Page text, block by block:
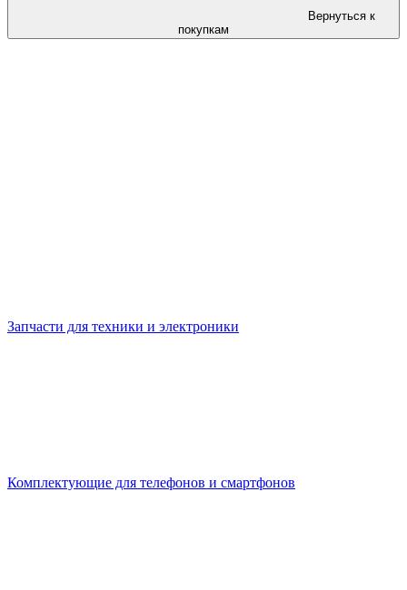
Вернуться к
покупкам
Запчасти для техники и электроники
Комплектующие для телефонов и смартфонов